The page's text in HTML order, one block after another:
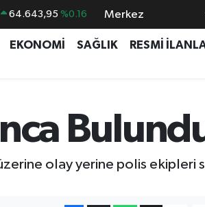
64.643,95 %0.16
47,6704 %0
%0.12
13.799 %70
Merkez
EKONOMİ SAĞLIK
RESMİ
olay yerine polis ekipleri